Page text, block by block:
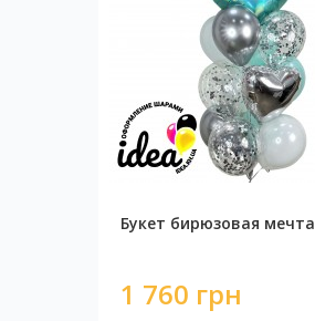
Букет бирюзовая мечта
1 760 грн